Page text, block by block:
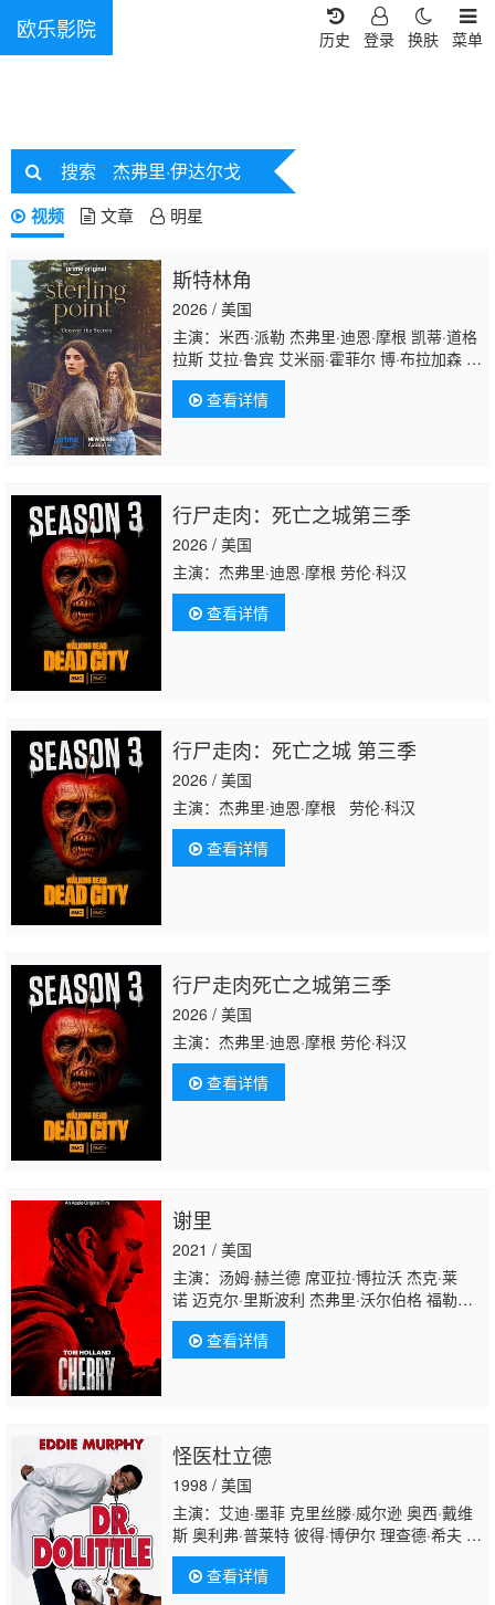
欧乐影院 菜单
换肤
登录
历史
搜索 杰弗里·伊达尔戈
视频 文章 明星
斯特林角
2026 / 美国
主演：米西·派勒 杰弗里·迪恩·摩根 凯蒂·道格
拉斯 艾拉·鲁宾 艾米丽·霍菲尔 博·布拉加森 卢
克·艾沃雷多 西德哈特·沙玛 丹尼尔·奎恩-托
伊 基恩·鲁法洛 Mabel·Strachan 雅各布·怀特
达克-拉
查看详情
行尸走肉：死亡之城第三季
2026 / 美国
主演：杰弗里·迪恩·摩根 劳伦·科汉
查看详情
行尸走肉：死亡之城 第三季
2026 / 美国
主演：杰弗里·迪恩·摩根 劳伦·科汉
查看详情
行尸走肉死亡之城第三季
2026 / 美国
主演：杰弗里·迪恩·摩根 劳伦·科汉
查看详情
谢里
2021 / 美国
主演：汤姆·赫兰德 席亚拉·博拉沃 杰克·莱
诺 迈克尔·里斯波利 杰弗里·沃尔伯格 福勒斯
特·古德勒克 迈克尔·甘多菲尼 苏黑尔·达巴
赫 丹尼尔·R·希尔 费昂·奥谢 Edward
Kagutuzi 奥拉·奥雷比伊 山姆·克莱米特 凯恩·
克·布莱克 杰弗里·格罗弗 凯莱·霍华德 凯莉·伯
格伦德 乔·罗素 瑞奇·韦恩 克雷格·赫利 杰米·
布鲁尔 托尼·戈因斯 贾辛特·布
查看详情
怪医杜立德
1998 / 美国
主演：艾迪·墨菲 克里丝滕·威尔逊 奥西·戴维
斯 奥利弗·普莱特 彼得·博伊尔 理查德·希夫 杰
弗里·塔伯 凯拉·帕特 雷文-西蒙尼 斯蒂芬·吉尔
伯恩 埃里克·德拉姆斯 June
Christopher Cherie Franklin 马克·阿戴尔-里
查看详情